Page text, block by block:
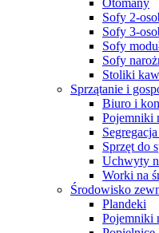
Sofy 2-
Sofy 3-
Sofy
Sofy
Stoliki
Sprzątanie i
Biuro i
Pojemniki
Sprzęt do
Uchwyty
Worki na
Środowisko
Plandeki
Pojemniki